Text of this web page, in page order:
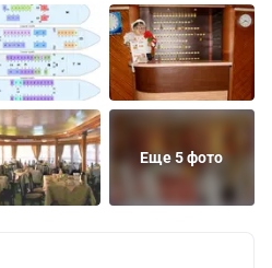
Еще 5 фото